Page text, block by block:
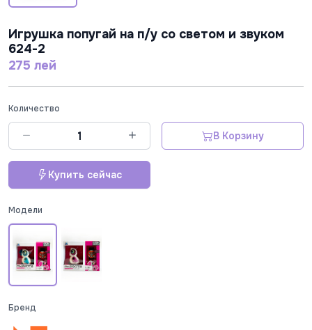
Игрушка попугай на п/у со светом и звуком
624-2
275 лей
Количество
В Корзину
Купить сейчас
Модели
Бренд